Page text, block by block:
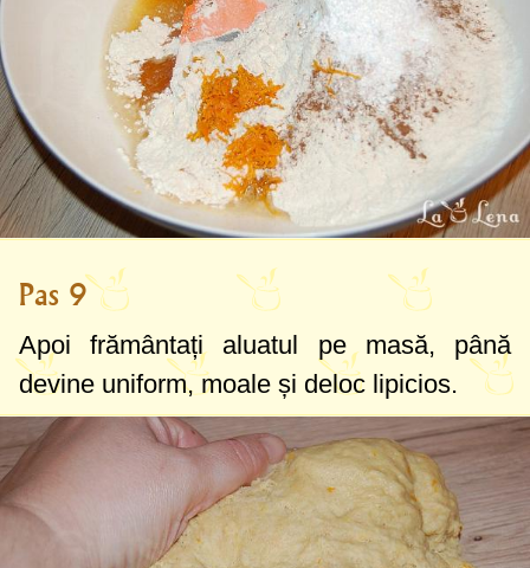
Pas 9
Apoi frământați aluatul pe masă, până
devine uniform, moale și deloc lipicios.